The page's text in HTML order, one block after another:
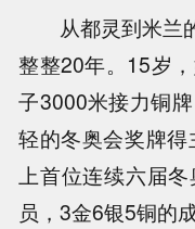
从都灵到米兰
整整20年。15岁
子3000米接力铜
轻的冬奥会奖牌
上首位连续六届
员，3金6银5铜的